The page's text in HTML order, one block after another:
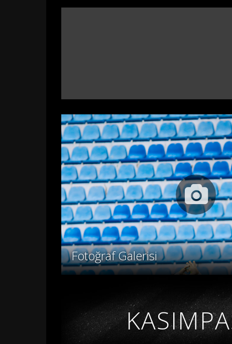
Fotoğraf Galerisi